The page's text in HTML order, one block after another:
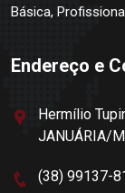
Básica,
Endereço e
Hermílio
JANUÁRIA/
(38) 99137-